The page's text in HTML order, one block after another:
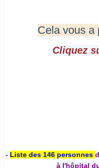
Cela vous a
Cliquez
- Liste des 146 personnes
à l'hôpital